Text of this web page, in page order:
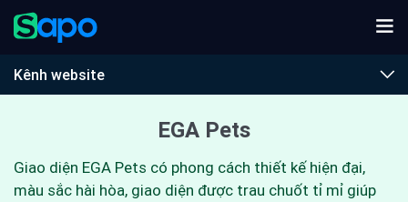
Kênh website
EGA Pets
Giao diện EGA Pets có phong cách thiết kế hiện đại,
màu sắc hài hòa, giao diện được trau chuốt tỉ mỉ giúp